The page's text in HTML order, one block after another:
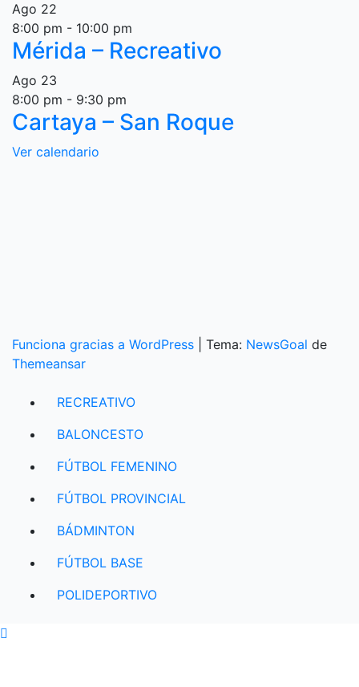
Ago 22
8:00 pm - 10:00 pm
Mérida – Recreativo
Ago 23
8:00 pm - 9:30 pm
Cartaya – San Roque
Ver calendario
Funciona gracias a WordPress Tema: NewsGoal de
Themeansar
RECREATIVO
BALONCESTO
FÚTBOL FEMENINO
FÚTBOL PROVINCIAL
BÁDMINTON
FÚTBOL BASE
POLIDEPORTIVO